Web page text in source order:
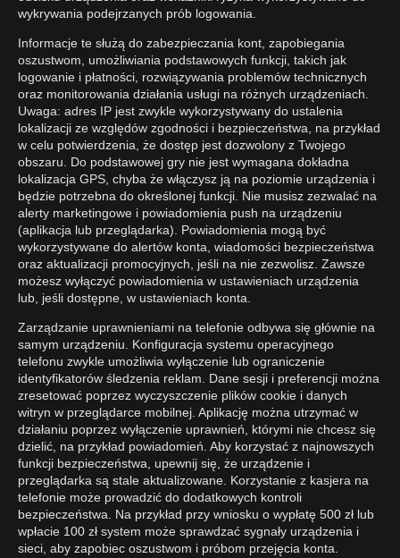
wykrywania podejrzanych prób logowania.
Informacje te służą do zabezpieczania kont, zapobiegania
oszustwom, umożliwiania podstawowych funkcji, takich jak
logowanie i płatności, rozwiązywania problemów technicznych
oraz monitorowania działania usługi na różnych urządzeniach.
Uwaga: adres IP jest zwykle wykorzystywany do ustalenia
lokalizacji ze względów zgodności i bezpieczeństwa, na przykład
w celu potwierdzenia, że dostęp jest dozwolony z Twojego
obszaru. Do podstawowej gry nie jest wymagana dokładna
lokalizacja GPS, chyba że włączysz ją na poziomie urządzenia i
będzie potrzebna do określonej funkcji. Nie musisz zezwalać na
alerty marketingowe i powiadomienia push na urządzeniu
(aplikacja lub przeglądarka). Powiadomienia mogą być
wykorzystywane do alertów konta, wiadomości bezpieczeństwa
oraz aktualizacji promocyjnych, jeśli na nie zezwolisz. Zawsze
możesz wyłączyć powiadomienia w ustawieniach urządzenia
lub, jeśli dostępne, w ustawieniach konta.
Zarządzanie uprawnieniami na telefonie odbywa się głównie na
samym urządzeniu. Konfiguracja systemu operacyjnego
telefonu zwykle umożliwia wyłączenie lub ograniczenie
identyfikatorów śledzenia reklam. Dane sesji i preferencji można
zresetować poprzez wyczyszczenie plików cookie i danych
witryn w przeglądarce mobilnej. Aplikację można utrzymać w
działaniu poprzez wyłączenie uprawnień, którymi nie chcesz się
dzielić, na przykład powiadomień. Aby korzystać z najnowszych
funkcji bezpieczeństwa, upewnij się, że urządzenie i
przeglądarka są stale aktualizowane. Korzystanie z kasjera na
telefonie może prowadzić do dodatkowych kontroli
bezpieczeństwa. Na przykład przy wniosku o wypłatę 500 zł lub
wpłacie 100 zł system może sprawdzać sygnały urządzenia i
sieci, aby zapobiec oszustwom i próbom przejęcia konta.